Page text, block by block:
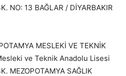
NO: 13 BAĞLAR / DİYARBAKIR
MESLEKİ VE TEKNİK
ve Teknik Anadolu Lisesi
MEZOPOTAMYA SAĞLIK